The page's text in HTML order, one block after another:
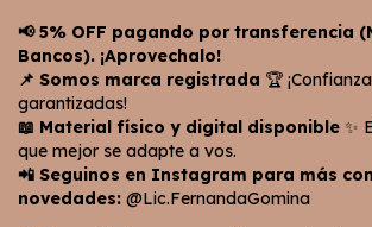
📢 5% OFF pagando por transferencia
Bancos). ¡Aprovechalo!
📌 Somos marca registrada 🏆
garantizadas!
📖 Material físico y digital disponible ✨
que mejor se adapte a vos.
📲 Seguinos en Instagram para más
novedades: @Lic.FernandaGomina